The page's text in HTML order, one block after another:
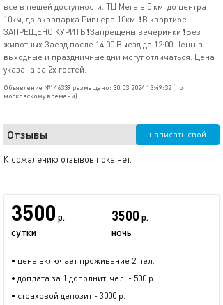
все в пешей доступности. ТЦ Мега в 5 км, до центра
10км, до аквапарка Ривьера 10км. ❗️В квартире
ЗАПРЕЩЕНО КУРИТЬ ❗️Запрещены вечеринки ❗️Без
животных Заезд после 14:00 Выезд до 12:00 Цены в
выходные и праздничные дни могут отличаться. Цена
указана за 2х гостей.
Объявление №146339 размещено: 30.03.2024 13:49:32 (по
московскому времени)
Отзывы написать свой
К сожалению отзывов пока нет.
3500 р.
сутки
3500 р.
ночь
• цена включает проживание 2 чел.
• доплата за 1 дополнит. чел. - 500 р.
• страховой депозит - 3000 р.